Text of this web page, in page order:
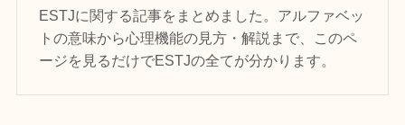
ESTJに関する記事をまとめました。アルファベッ
トの意味から心理機能の見方・解説まで、このペ
ージを見るだけでESTJの全てが分かります。